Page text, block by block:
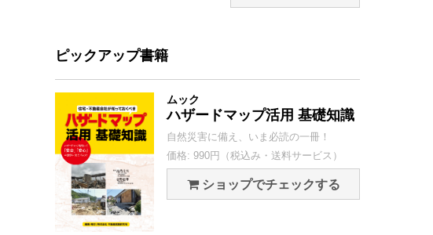
ピックアップ書籍
ムック
ハザードマップ活用 基礎知識
自然災害に備え、いま必読の一冊！
価格: 990円（税込み・送料サービス）
ショップでチェックする